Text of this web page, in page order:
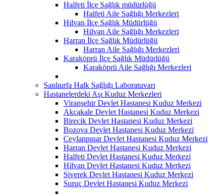
Halfeti İlçe Sağlık müdürlüğü
Halfeti Aile Sağlığı Merkezleri
Hilvan İlçe Sağlık Müdürlüğü
Hilvan Aile Sağlığı Merkezleri
Harran İlçe Sağlık Müdürlüğü
Harran Aile Sağlığı Merkezleri
Karaköprü İlçe Sağlık Müdürlüğü
Karaköprü Aile Sağlığı Merkezleri
Şanlıurfa Halk Sağlığı Laboratuvarı
Hastanelerdeki Aşı Kuduz Merkezleri
Viranşehir Devlet Hastanesi Kuduz Merkezi
Akçakale Devlet Hastanesi Kuduz Merkezi
Birecik Devlet Hastanesi Kuduz Merkezi
Bozova Devlet Hastanesi Kuduz Merkezi
Ceylanpınar Devlet Hastanesi Kuduz Merkezi
Harran Devlet Hastanesi Kuduz Merkezi
Halfeti Devlet Hastanesi Kuduz Merkezi
Hilvan Devlet Hastanesi Kuduz Merkezi
Siverek Devlet Hastanesi Kuduz Merkezi
Suruç Devlet Hastanesi Kuduz Merkezi